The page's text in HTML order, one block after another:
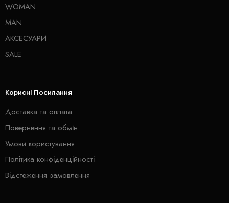
WOMAN
MAN
АКСЕСУАРИ
SALE
Корисні Посилання
Доставка та оплата
Повернення та обмін
Умови користування
Політика конфіденційності
Відстеження замовлення